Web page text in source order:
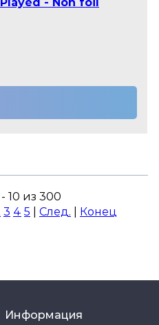
- Non foil
10 из 300
3 4 5 След. Конец
Информация